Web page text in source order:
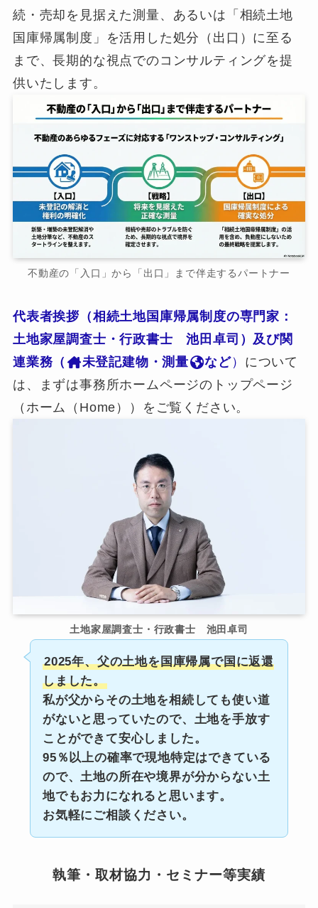
続・売却を見据えた測量、あるいは「相続土地
国庫帰属制度」を活用した処分（出口）に至る
まで、長期的な視点でのコンサルティングを提
供いたします。
不動産の「入口」から「出口」まで伴走するパートナー
代表者挨拶（相続土地国庫帰属制度の専門家：
土地家屋調査士・行政書士 池田卓司）及び関
連業務（
未登記建物・測量 など） について
は、まずは事務所ホームページのトップページ
（ホーム（Home））をご覧ください。
土地家屋調査士・行政書士 池田卓司
2025年、父の土地を国庫帰属で国に返還
しました。
私が父からその土地を相続しても使い道
がないと思っていたので、土地を手放す
ことができて安心しました。
95％以上の確率で現地特定はできている
ので、土地の所在や境界が分からない土
地でもお力になれると思います。
お気軽にご相談ください。
執筆・取材協力・セミナー等実績